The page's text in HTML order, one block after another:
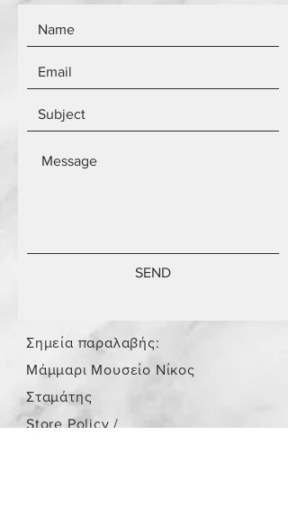
SEND
Σημεία παραλαβής:
Μάμμαρι Μουσείο Νίκος
Σταμάτης
Store Policy/